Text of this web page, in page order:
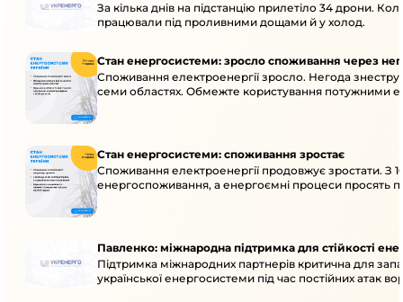
За кілька днів на підстанцію прилетіло 34 дрони.
працювали під проливними дощами й у холод.
Стан енергосистеми: зросло споживання через
Споживання електроенергії зросло. Негода
семи областях. Обмежте користування потужними
Стан енергосистеми: споживання зростає
Споживання електроенергії продовжує зростати. З
енергоспоживання, а енергоємні процеси просять
Павленко: міжнародна підтримка для стійкості
Підтримка міжнародних партнерів критична для
української енергосистеми під час постійних атак